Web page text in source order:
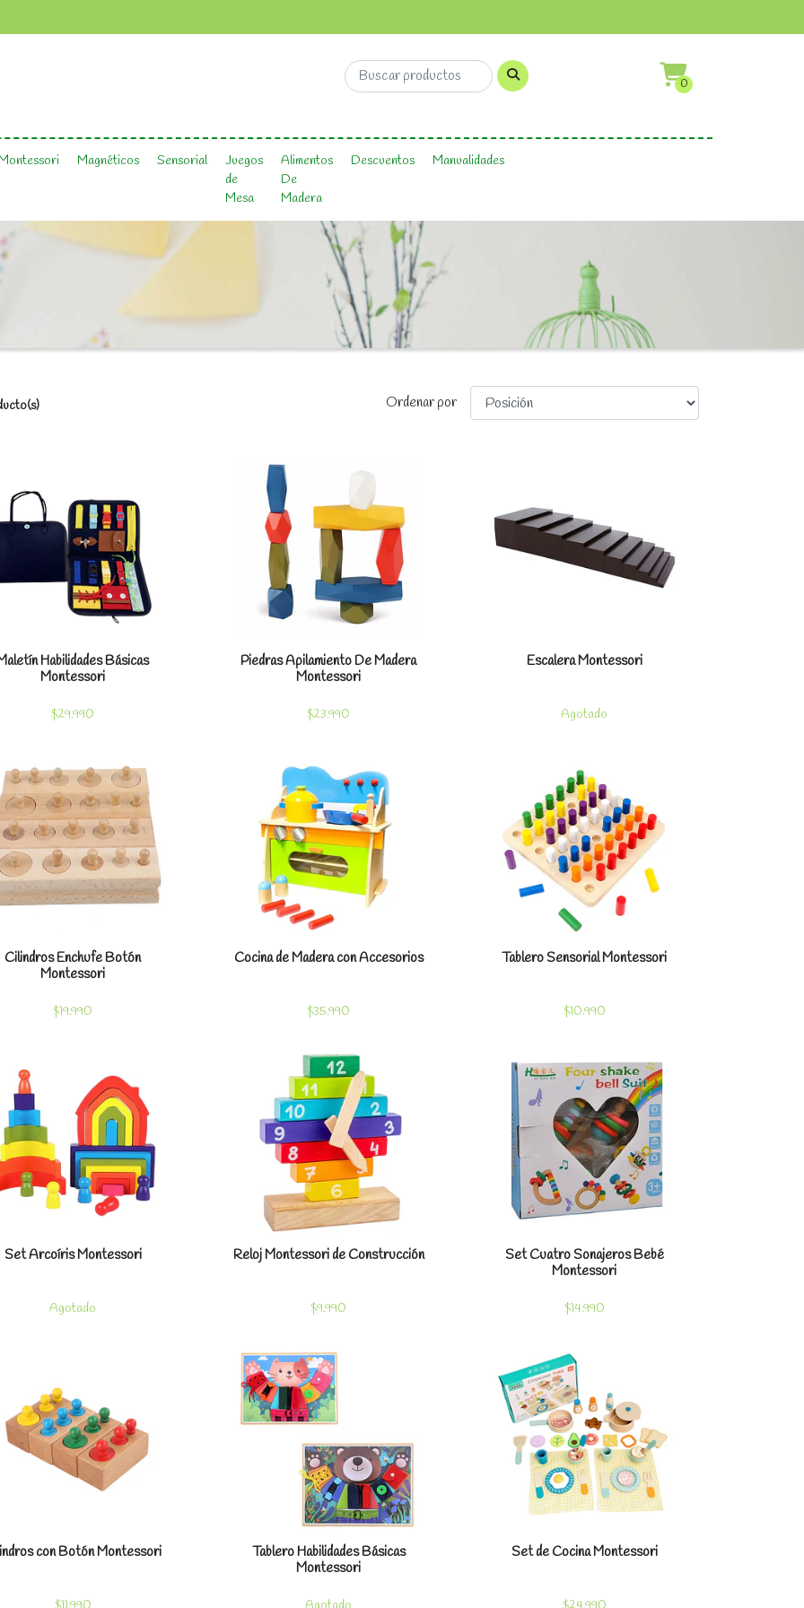
0
Magnéticos Sensorial
Juegos
de
Mesa
Alimentos
De
Madera
Descuentos Manualidades
Ordenar por
Habilidades Básicas
Montessori
$29.990
Piedras Apilamiento De Madera
Montessori
$23.990
Escalera Montessori
Agotado
Ver detalles
Cilindros Enchufe Botón
Montessori
$19.990
Ver detalles
Cocina de Madera con Accesorios
$35.990
Ver detalles
Tablero Sensorial Montessori
$10.990
Ver detalles
Set Arcoíris Montessori
Agotado
Ver detalles
Reloj Montessori de Construcción
$9.990
Ver detalles
Set Cuatro Sonajeros Bebé
Montessori
$14.990
con Botón Montessori
Tablero Habilidades Básicas
Montessori
Set de Cocina Montessori